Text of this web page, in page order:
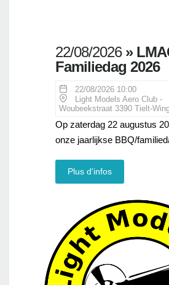
22/08/2026»
Familiedag 2026
22/08/2026 10:00
Light Models Aero Club -
Woubeekstraat 3390 Tielt-
Op zaterdag 22 augustus
onze jaarlijkse BBQ/
Plus d'infos